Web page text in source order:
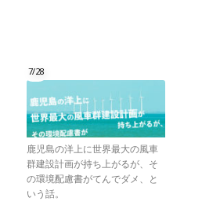
7/28
鹿児島の洋上に世界最大の風車
群建設計画が持ち上がるが、そ
の環境配慮書がてんでダメ、と
いう話。